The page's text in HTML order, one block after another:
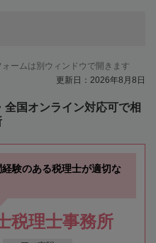
ームは別ウィンドウで開きます
更新日：2026年8月8日
国オンライン対応可で相
経験のある税理士が適切な
税理士事務所